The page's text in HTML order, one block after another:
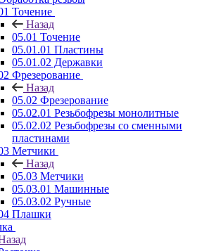
Точение
Назад
05.01 Точение
05.01.01 Пластины
05.01.02 Державки
Фрезерование
Назад
05.02 Фрезерование
05.02.01 Резьбофрезы монолитные
05.02.02 Резьбофрезы со сменными
пластинами
Метчики
Назад
05.03 Метчики
05.03.01 Машинные
05.03.02 Ручные
Плашки